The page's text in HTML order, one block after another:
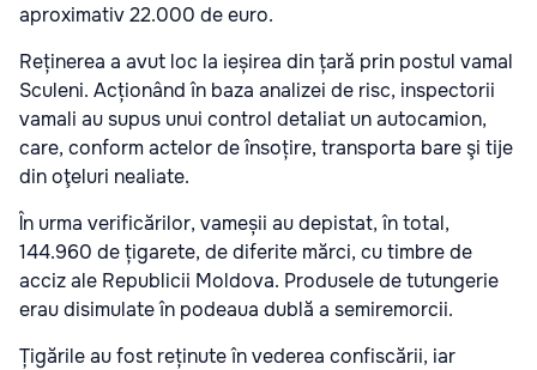
aproximativ 22.000 de euro.
Reținerea a avut loc la ieșirea din țară prin postul vamal
Sculeni. Acționând în baza analizei de risc, inspectorii
vamali au supus unui control detaliat un autocamion,
care, conform actelor de însoțire, transporta bare şi tije
din oţeluri nealiate.
În urma verificărilor, vameșii au depistat, în total,
144.960 de țigarete, de diferite mărci, cu timbre de
acciz ale Republicii Moldova. Produsele de tutungerie
erau disimulate în podeaua dublă a semiremorcii.
Țigările au fost reținute în vederea confiscării, iar